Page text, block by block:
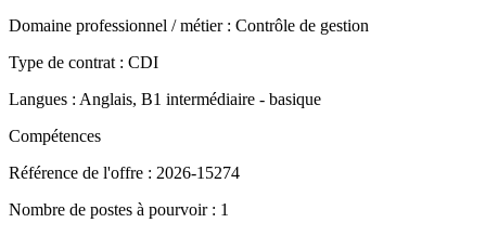
Domaine professionnel / métier : Contrôle de gestion
Type de contrat : CDI
Langues : Anglais, B1 intermédiaire - basique
Compétences
Référence de l'offre : 2026-15274
Nombre de postes à pourvoir : 1